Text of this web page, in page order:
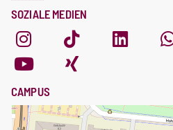
SOZIALE MEDIEN
CAMPUS